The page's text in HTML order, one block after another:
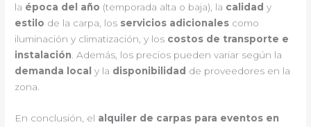
la época del año (temporada alta o baja), la calidad y
estilo de la carpa, los servicios adicionales como
iluminación y climatización, y los costos de transporte e
instalación . Además, los precios pueden variar según la
demanda local y la disponibilidad de proveedores en la
zona.
En conclusión, el alquiler de carpas para eventos en